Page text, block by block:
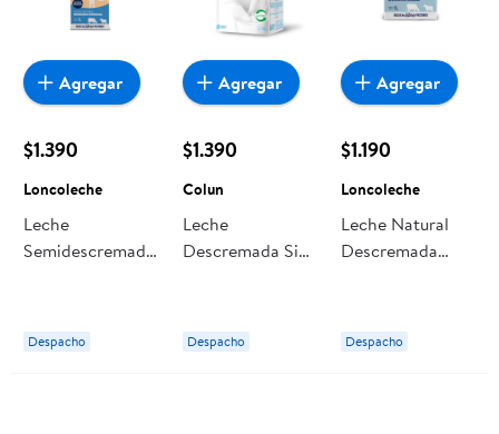
$1.390
Loncoleche
Leche
Semidescremada
Despacho
Agregar
$1.390
Colun
Leche
Descremada Sin
Despacho
Agregar
$1.190
Loncoleche
Leche Natural
Descremada
Despacho
Agregar